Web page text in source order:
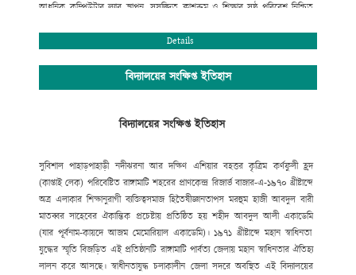
আধুনিক কম্পিউটার ল্যাব স্থাপন,সুসজ্জিত ক্লাশরুম ও শিক্ষার সুষ্ঠু পরিবেশ নিশ্চিত
মানসিক বিকাশে বিভিন্ন পদক্ষেপ ক্রমান্নয়ে বাস্তবায়ন করা হচ্ছে। বিদ্যালয়টি
প্রতিষ্ঠাতা বিশিষ্ট সমাজ সেবক শ্রদ্ধেয় মরহুম হাজী আবদুল বারী
কৃতি সন্তান হাজী মোঃ মুছা মাতব্বর (আজীবন দাতা সদস্য) বিদ্যালয় পরিচালনা
,শিক্ষার্থীদের সুযোগ-সুবিধা বৃদ্ধি
JSC
তে ধারাবাহিক উন্নয়ন
বিদ্যমান। সহপাঠক্রমিক কার্যক্রমে (ক্রীড়া ও
সংস্কৃতিতে) রয়েছে অত্র
বিদ্যালয়ের দীর্ঘ দিনের ঐতিহ্য।
Details
বিদ্যালয়ের সংক্ষিপ্ত ইতিহাস
বিদ্যালয়ের সংক্ষিপ্ত ইতিহাস
সুবিশাল পাহাড়পাহাড়ী নদীঝরনা আর দক্ষিণ এশিয়ার বহত্তর কৃত্রিম কর্ণফুলী হ্রদ
(কাপ্তাই লেক) পরিবেষ্টিত রাঙ্গামাটি শহরের প্রাণকেন্দ্র রিজার্ভ বাজার-এ-১৯৭০ খ্রীষ্টাব্দে
অত্র এলাকার শিক্ষানুরাগী ব্যক্তিত্বসমাজ হিতৈষীজ্ঞানতাপস মরহুম হাজী আবদুল বারী
মাতব্বর সাহেবের ঐকান্তিক প্রচেষ্টায় প্রতিষ্ঠিত হয় শহীদ আবদুল আলী একাডেমি
(যার পূর্বনাম-কায়দে আজম মেমোরিয়াল একাডেমি)। ১৯৭১ খ্রীষ্টাব্দে মহান স্বাধিনতা
যুদ্ধের স্মৃতি বিজড়িত এই প্রতিষ্ঠানটি রাঙ্গামাটি পার্বত্য জেলায় মহান স্বাধিনতার ঐতিহ্য
লালন করে আসছে। স্বাধীনতাযুদ্ধ চলাকালীন জেলা সদরে অবস্থিত এই বিদ্যালয়ের